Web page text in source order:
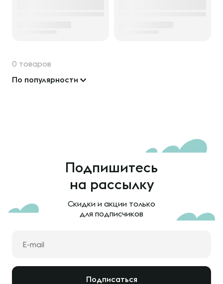
0 товаров
По популярности
Подпишитесь
на рассылку
Скидки и акции только
для подписчиков
Подписаться